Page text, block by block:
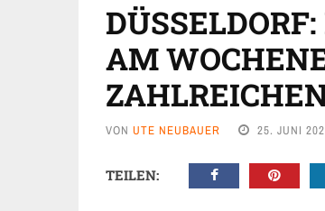
AM
VON UTE NEUBAUER 25. JUNI
TEILEN: